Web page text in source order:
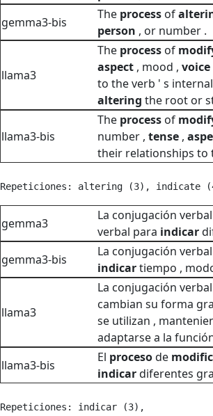
gemma3-bis
The process of
person , or number .
llama3
The process of
aspect , mood , voice
to the verb ' s
altering the root or
llama3-bis
The process of
number , tense ,
their relationships to
Repeticiones: altering (3), indicate
gemma3
La conjugación
verbal para indicar
gemma3-bis
La conjugación
indicartiempo ,
llama3
La conjugación
cambian su forma
se utilizan ,
adaptarse a la
llama3-bis
El procesode
indicardiferentes
Repeticiones: indicar (3),